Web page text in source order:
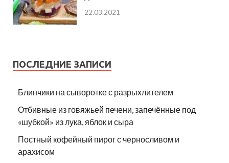
22.03.2021
ПОСЛЕДНИЕ ЗАПИСИ
Блинчики на сыворотке с разрыхлителем
Отбивные из говяжьей печени, запечённые под
«шубкой» из лука, яблок и сыра
Постный кофейный пирог с черносливом и
арахисом